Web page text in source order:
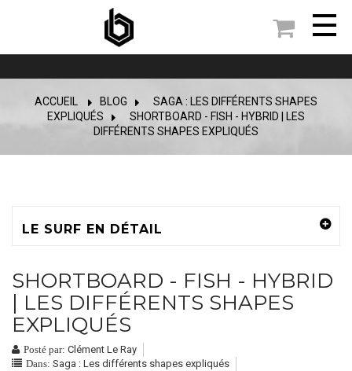
ACCUEIL BLOG >
SAGA : LES DIFFÉRENTS SHAPES
EXPLIQUÉS
>
SHORTBOARD - FISH - HYBRID | LES
DIFFÉRENTS SHAPES EXPLIQUÉS
LE SURF EN DÉTAIL
SHORTBOARD - FISH - HYBRID
| LES DIFFÉRENTS SHAPES
EXPLIQUÉS
Posté par: Clément Le Ray
Dans: Saga : Les différents shapes expliqués
